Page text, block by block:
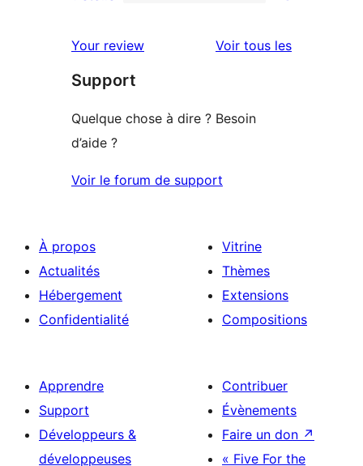
2
à
1
Your review Voir tous lesavis
Support
Quelque chose à dire ? Besoin
d’aide ?
Voir le forum de support
À propos
Actualités
Hébergement
Confidentialité
Vitrine
Thèmes
Extensions
Compositions
Apprendre
Support
Développeurs &
développeuses
Contribuer
Évènements
Faire un don ↗
« Five For the